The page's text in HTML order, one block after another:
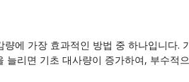
량에 가장 효과적인 방법 중 하나입니다.
늘리면 기초 대사량이 증가하여, 부수적